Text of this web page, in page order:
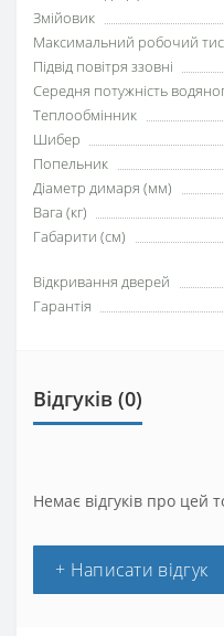
Змійовик
Максимальний робочий
Підвід повітря ззовні
Середня потужність
Теплообмінник
Шибер
Попельник
Діаметр димаря (мм)
Вага (кг)
Габарити (см)
Відкривання дверей
Гарантія
Відгуків (0)
Немає відгуків про цей
+ Написати відгук